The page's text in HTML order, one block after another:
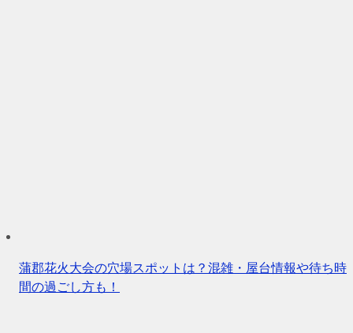
蒲郡花火大会の穴場スポットは？混雑・屋台情報や待ち時
間の過ごし方も！